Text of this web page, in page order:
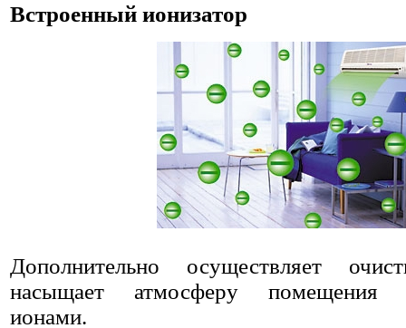
Встроенный ионизатор
Дополнительно осуществляет
насыщает атмосферу помещения
ионами.